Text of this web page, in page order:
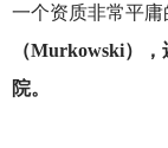
一个资质非常平庸
（Murkowski）
院。